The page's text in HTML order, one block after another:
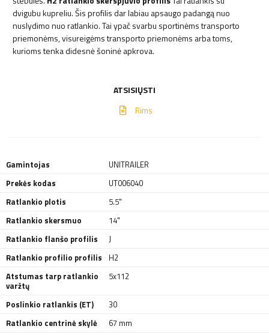
dvigubu kupreliu. Šis profilis dar labiau apsaugo padangą nuo
nuslydimo nuo ratlankio. Tai ypač svarbu sportinėms transporto
priemonėms, visureigėms transporto priemonėms arba toms,
kurioms tenka didesnė šoninė apkrova.
ATSISIŲSTI
Rims
Gamintojas
UNITRAILER
Prekės kodas
UT006040
Ratlankio plotis
5.5"
Ratlankio skersmuo
14"
Ratlankio flanšo profilis
J
Ratlankio profilio profilis
H2
Atstumas tarp ratlankio
varžtų
5x112
Poslinkio ratlankis (ET)
30
Ratlankio centrinė skylė
67 mm